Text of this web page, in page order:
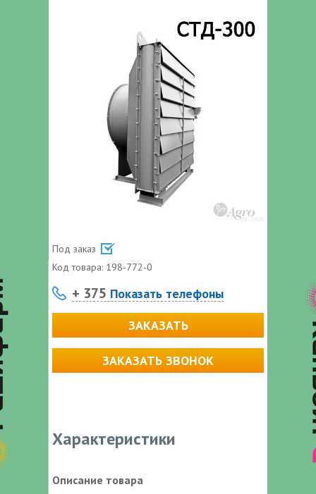
Под заказ
Код товара: 198-772-0
+ 375 Показать телефоны
ЗАКАЗАТЬ
ЗАКАЗАТЬ ЗВОНОК
Характеристики
Описание товара